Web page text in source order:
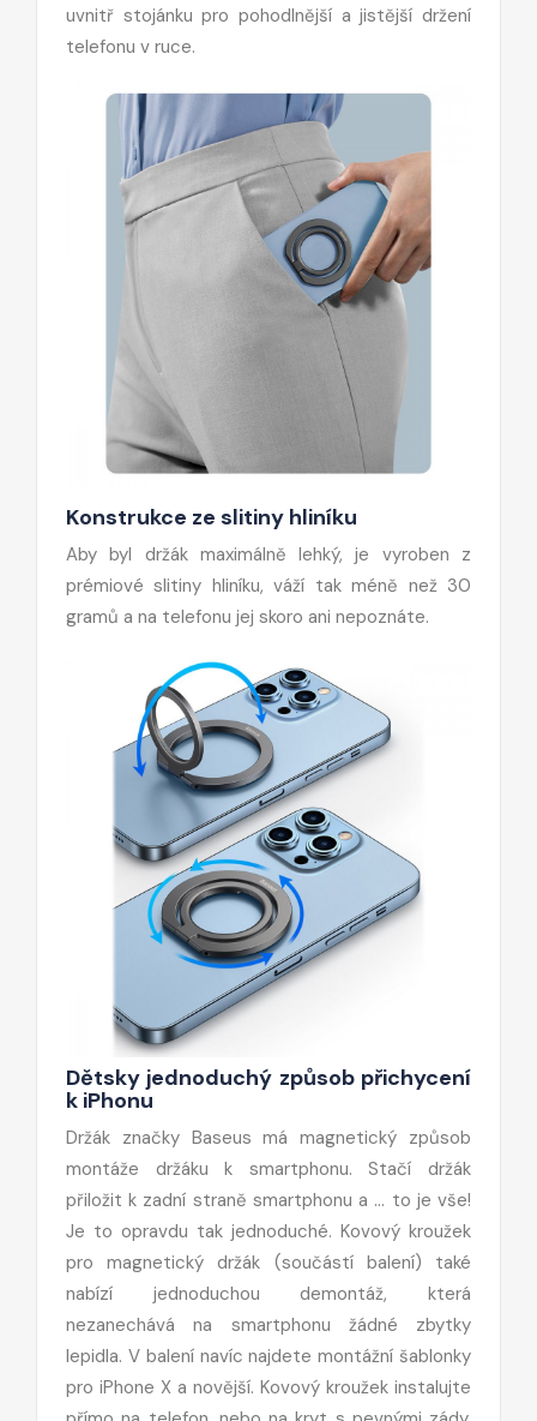
uvnitř stojánku pro pohodlnější a jistější držení
telefonu v ruce.
Konstrukce ze slitiny hliníku
Aby byl držák maximálně lehký, je vyroben z
prémiové slitiny hliníku, váží tak méně než 30
gramů a na telefonu jej skoro ani nepoznáte.
Dětsky jednoduchý způsob přichycení
k iPhonu
Držák značky Baseus má magnetický způsob
montáže držáku k smartphonu. Stačí držák
přiložit k zadní straně smartphonu a ... to je vše!
Je to opravdu tak jednoduché. Kovový kroužek
pro magnetický držák (součástí balení) také
nabízí jednoduchou demontáž, která
nezanechává na smartphonu žádné zbytky
lepidla. V balení navíc najdete montážní šablonky
pro iPhone X a novější. Kovový kroužek instalujte